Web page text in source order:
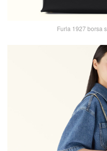
Furla 1927 borsa